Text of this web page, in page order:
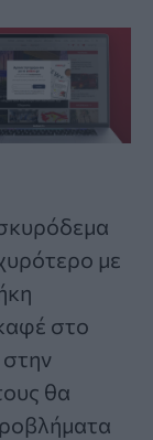
με
στο
στην
θα